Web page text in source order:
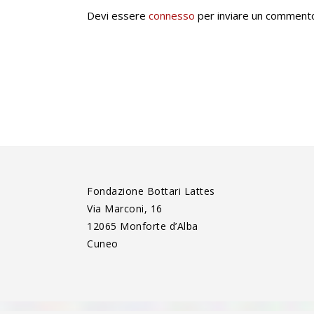
Devi essere connesso per inviare un
Fondazione Bottari Lattes
Via Marconi, 16
12065 Monforte d’Alba
Cuneo